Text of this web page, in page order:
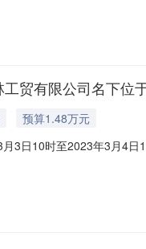
金：800元，增价幅度：
贸有限公司名下
预算1.48万元
3日10时至2023年3月4
元，增价幅度：200元